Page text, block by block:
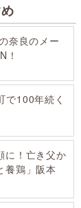
奈良のメー
！
で100年続く
に！亡き父か
養鶏」阪本